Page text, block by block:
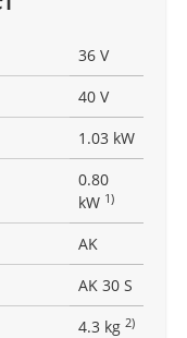
36 V
40 V
1.03 kW
0.80
kW 1)
AK
AK 30 S
4.3 kg 2)